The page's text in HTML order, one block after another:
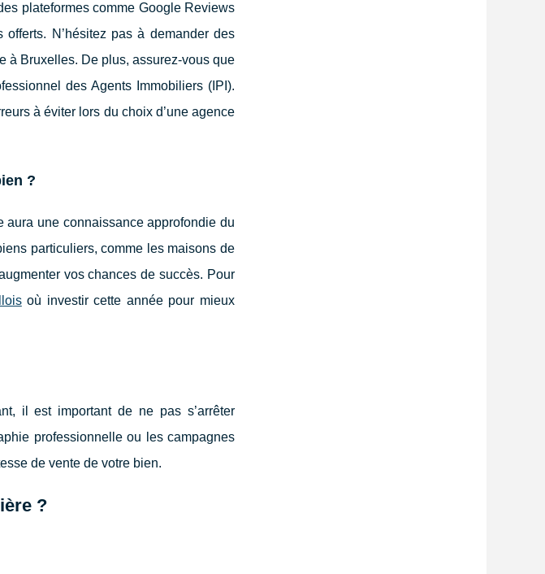
plateformes comme Google Reviews
N’hésitez pas à demander des
à Bruxelles. De plus, assurez-vous que
des Agents Immobiliers (IPI).
à éviter lors du choix d’une agence
?
une connaissance approfondie du
particuliers, comme les maisons de
vos chances de succès. Pour
où investir cette année pour mieux
il est important de ne pas s’arrêter
professionnelle ou les campagnes
de vente de votre bien.
?